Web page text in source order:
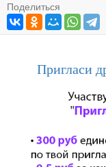
Поделиться
Пригласи